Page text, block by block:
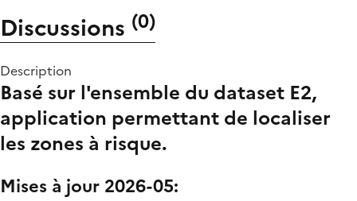
Discussions (0)
Description
Basé sur l'ensemble du dataset E2,
application permettant de localiser
les zones à risque.
Mises à jour 2026-05: